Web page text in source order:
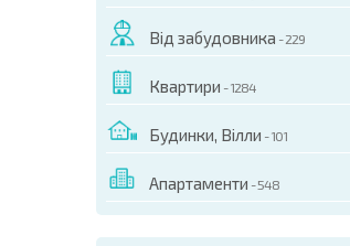
Від забудовника - 229
Квартири - 1284
Будинки, Вілли - 101
Апартаменти - 548